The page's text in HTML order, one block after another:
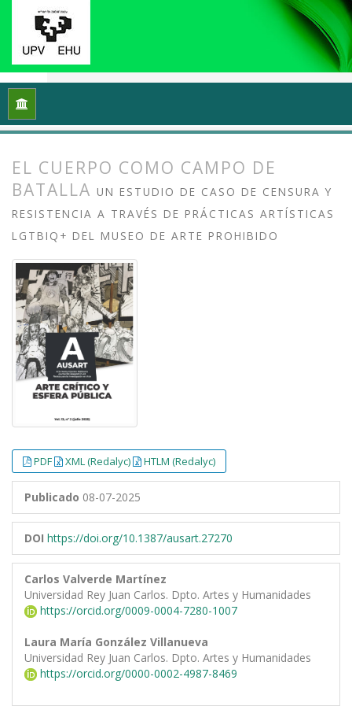
Inicio
EL CUERPO COMO CAMPO DE
BATALLA UN ESTUDIO DE CASO DE CENSURA Y
RESISTENCIA A TRAVÉS DE PRÁCTICAS ARTÍSTICAS
LGTBIQ+ DEL MUSEO DE ARTE PROHIBIDO
PDF XML (Redalyc) HTLM (Redalyc)
Publicado 08-07-2025
DOI https://doi.org/10.1387/ausart.27270
Carlos Valverde Martínez
Universidad Rey Juan Carlos. Dpto. Artes y Humanidades
https://orcid.org/0009-0004-7280-1007
Laura María González Villanueva
Universidad Rey Juan Carlos. Dpto. Artes y Humanidades
https://orcid.org/0000-0002-4987-8469